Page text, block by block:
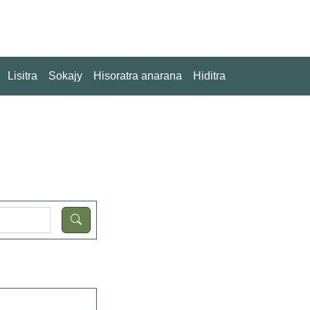
Lisitra Sokajy Hisoratra anarana Hiditra